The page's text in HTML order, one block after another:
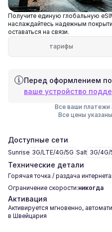
Получите единую глобальную
наслаждайтесь надежным
оставаться на связи.
тарифы
Перед оформлением
ваше устройство
Все ваши
Все цены
Доступные сети
Sunrise 3G/LTE/4G/5G Salt 3G/4G/
Технические детали
Горячая точка / раздача интернета:
Ограничение скорости:никогда
Активация
Активируется мгновенно,
в Швейцария